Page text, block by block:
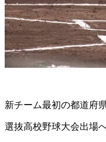
新チーム最初の都道府
選抜高校野球大会出場